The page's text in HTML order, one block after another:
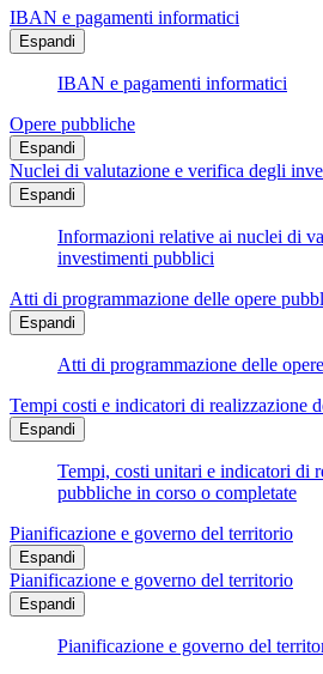
IBAN e pagamenti informatici
Espandi
IBAN e pagamenti informatici
Opere pubbliche
Espandi
Nuclei di valutazione e verifica degli
Espandi
Informazioni relative ai nuclei di
investimenti pubblici
Atti di programmazione delle opere
Espandi
Atti di programmazione delle
Tempi costi e indicatori di realizzazione
Espandi
Tempi, costi unitari e indicatori di
pubbliche in corso o completate
Pianificazione e governo del territorio
Espandi
Pianificazione e governo del territorio
Espandi
Pianificazione e governo del